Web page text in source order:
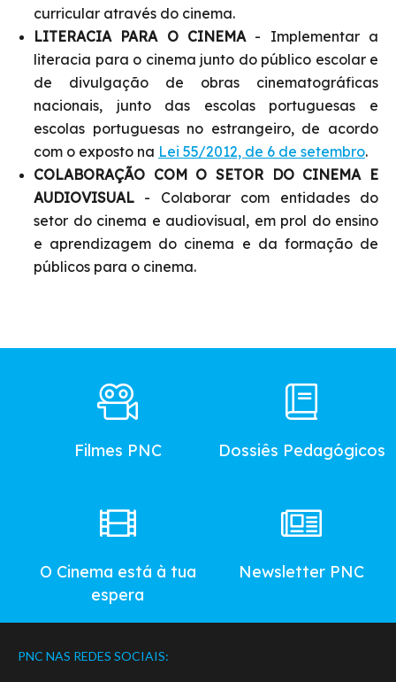
curricular através do cinema.
LITERACIA PARA O CINEMA- Implementar a
literacia para o cinema junto do público escolar e
de divulgação de obras cinematográficas
nacionais, junto das escolas portuguesas e
escolas portuguesas no estrangeiro, de acordo
com o exposto na Lei 55/2012, de 6 de setembro.
COLABORAÇÃO COM O SETOR DO CINEMA E
AUDIOVISUAL - Colaborar com entidades do
setor do cinema e audiovisual, em prol do ensino
e aprendizagem do cinema e da formação de
públicos para o cinema.
Filmes PNC Dossiês Pedagógicos
O Cinema está à tua
espera
Newsletter PNC
PNC NAS REDES SOCIAIS: